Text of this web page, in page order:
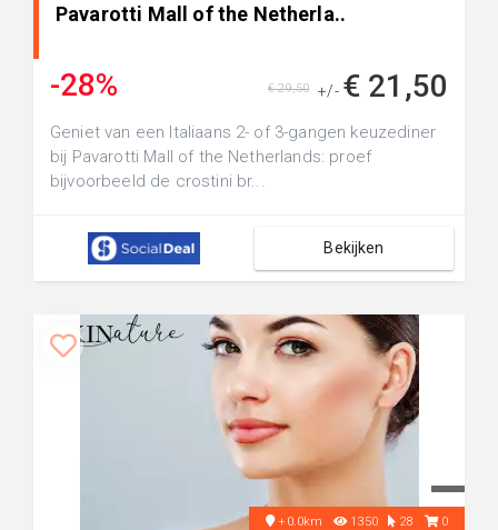
Pavarotti Mall of the Netherla..
-28% +/- € 21,50
€ 29,50
Geniet van een Italiaans 2- of 3-gangen keuzediner
bij Pavarotti Mall of the Netherlands: proef
bijvoorbeeld de crostini br...
Bekijken
+0.0km 1350 28 0